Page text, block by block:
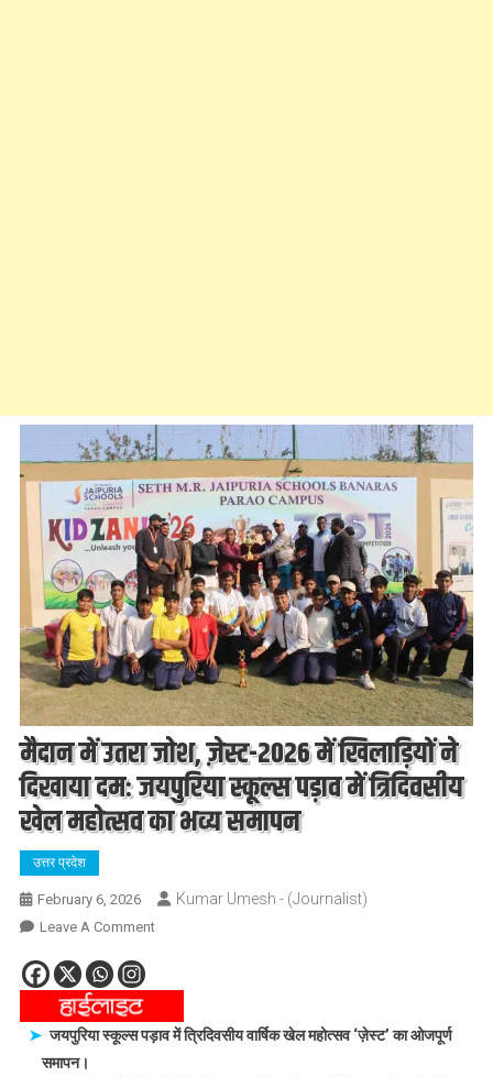
मैदान में उतरा जोश, ज़ेस्ट-2026 में खिलाड़ियों ने
दिखाया दम: जयपुरिया स्कूल्स पड़ाव में त्रिदिवसीय
खेल महोत्सव का भव्य समापन
उत्तर प्रदेश
February 6, 2026 Kumar Umesh - (Journalist)
Leave A CommentOn
जोश,
जयपुरिया स्कूल्स पड़ाव में त्रिदिवसीय वार्षिक खेल महोत्सव ‘ज़ेस्ट’ का ओजपूर्ण
समापन।